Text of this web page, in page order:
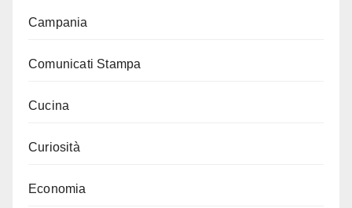
Campania
Comunicati Stampa
Cucina
Curiosità
Economia